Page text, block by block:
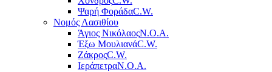
Ψαρή ΦοράδαC.W.
Νομός Λασιθίου
Άγιος ΝικόλαοςΝ.Ο.Α.
Έξω ΜουλιανάC.W.
ΖάκροςC.W.
ΙεράπετραΝ.Ο.Α.